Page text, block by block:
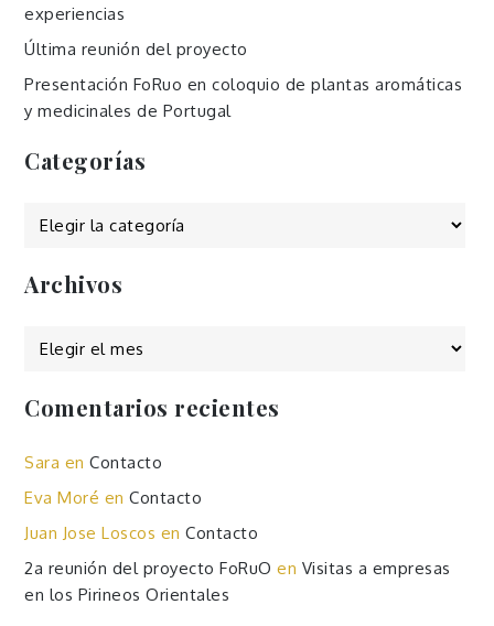
experiencias
Última reunión del proyecto
Presentación FoRuo en coloquio de plantas aromáticas
y medicinales de Portugal
Categorías
Categorías
Archivos
Comentarios recientes
Sara enContacto
Eva Moré enContacto
Juan Jose Loscos enContacto
2a reunión del proyecto FoRuO en Visitas a empresas
en los Pirineos Orientales